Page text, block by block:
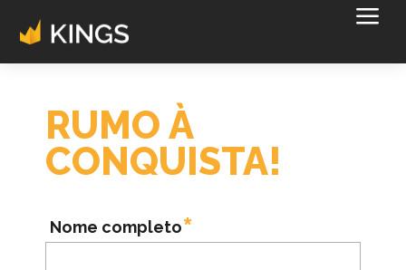
a
RUMO À
CONQUISTA!
Nome completo